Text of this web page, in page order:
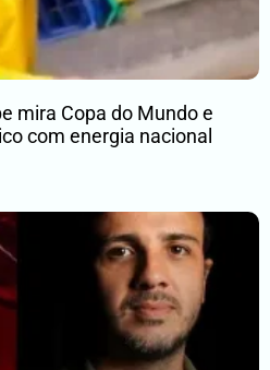
mira Copa do Mundo e
com energia nacional